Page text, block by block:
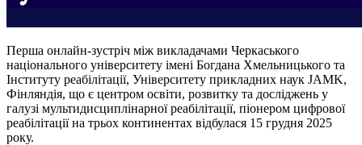
Перша онлайн-зустріч між викладачами Черкаського
національного університету імені Богдана Хмельницького та
Інституту реабілітації, Університету прикладних наук JAMK,
Фінляндія, що є центром освіти, розвитку та досліджень у
галузі мультидисциплінарної реабілітації, піонером цифрової
реабілітації на трьох континентах відбулася 15 грудня 2025
року.